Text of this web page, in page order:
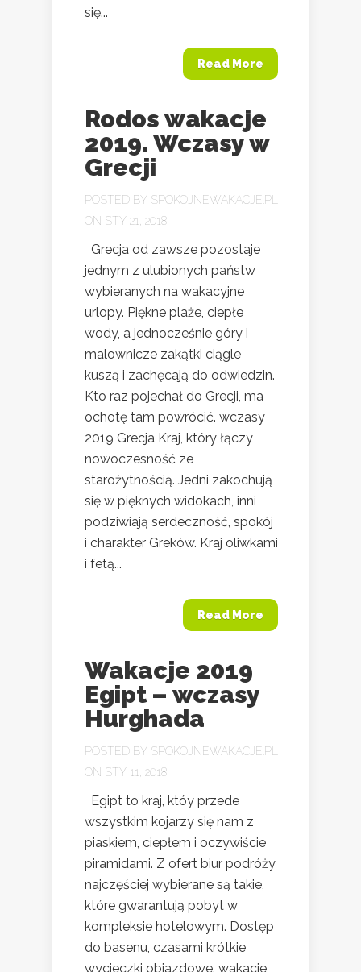
się...
Read More
Rodos wakacje
2019. Wczasy w
Grecji
POSTED BY SPOKOJNEWAKACJE.PL
ON STY 21, 2018
Grecja od zawsze pozostaje
jednym z ulubionych państw
wybieranych na wakacyjne
urlopy. Piękne plaże, ciepłe
wody, a jednocześnie góry i
malownicze zakątki ciągle
kuszą i zachęcają do odwiedzin.
Kto raz pojechał do Grecji, ma
ochotę tam powrócić. wczasy
2019 Grecja Kraj, który łączy
nowoczesność ze
starożytnością. Jedni zakochują
się w pięknych widokach, inni
podziwiają serdeczność, spokój
i charakter Greków. Kraj oliwkami
i fetą...
Read More
Wakacje 2019
Egipt – wczasy
Hurghada
POSTED BY SPOKOJNEWAKACJE.PL
ON STY 11, 2018
Egipt to kraj, któy przede
wszystkim kojarzy się nam z
piaskiem, ciepłem i oczywiście
piramidami. Z ofert biur podróży
najczęściej wybierane są takie,
które gwarantują pobyt w
kompleksie hotelowym. Dostęp
do basenu, czasami krótkie
wycieczki objazdowe. wakacje